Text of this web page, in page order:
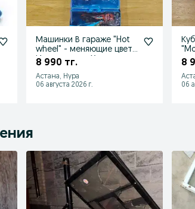
Машинки В гараже "Hot
wheel" - меняющие цвет.
Измени цвет. Хотвилс.
8 990 тг.
Астана, Нура
06 августа 2026 г.
8
06